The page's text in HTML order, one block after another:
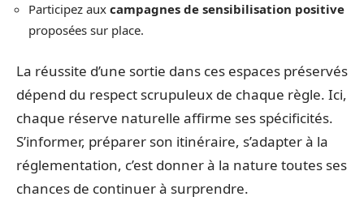
Participez aux campagnes de sensibilisation positive
proposées sur place.
La réussite d’une sortie dans ces espaces préservés
dépend du respect scrupuleux de chaque règle. Ici,
chaque réserve naturelle affirme ses spécificités.
S’informer, préparer son itinéraire, s’adapter à la
réglementation, c’est donner à la nature toutes ses
chances de continuer à surprendre.